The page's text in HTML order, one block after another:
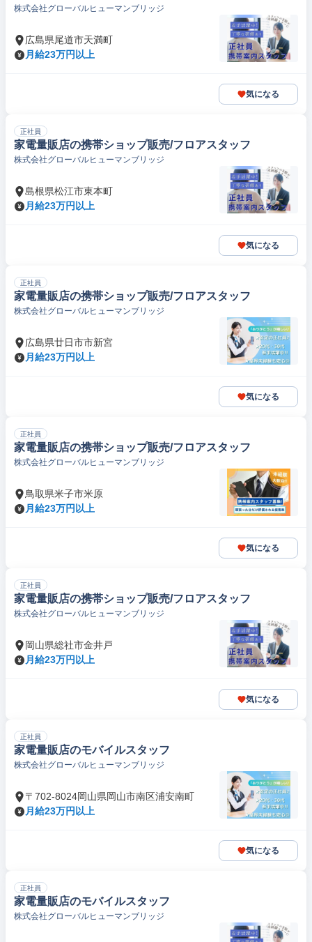
株式会社グローバルヒューマンブリッジ
広島県尾道市天満町
月給23万円以上
気になる
正社員
家電量販店の携帯ショップ販売/フロアスタッフ
株式会社グローバルヒューマンブリッジ
島根県松江市東本町
月給23万円以上
気になる
正社員
家電量販店の携帯ショップ販売/フロアスタッフ
株式会社グローバルヒューマンブリッジ
広島県廿日市市新宮
月給23万円以上
気になる
正社員
家電量販店の携帯ショップ販売/フロアスタッフ
株式会社グローバルヒューマンブリッジ
鳥取県米子市米原
月給23万円以上
気になる
正社員
家電量販店の携帯ショップ販売/フロアスタッフ
株式会社グローバルヒューマンブリッジ
岡山県総社市金井戸
月給23万円以上
気になる
正社員
家電量販店のモバイルスタッフ
株式会社グローバルヒューマンブリッジ
〒702-8024岡山県岡山市南区浦安南町
月給23万円以上
気になる
正社員
家電量販店のモバイルスタッフ
株式会社グローバルヒューマンブリッジ